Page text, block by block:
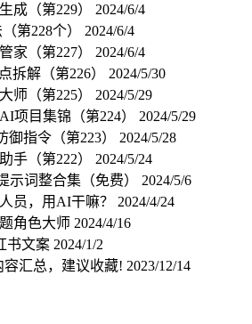
成（第229） 2024/6/4
第228个） 2024/6/4
家（第227） 2024/6/4
拆解（第226） 2024/5/30
师（第225） 2024/5/29
项目集锦（第224） 2024/5/29
御指令（第223） 2024/5/28
手（第222） 2024/5/24
示词整合集（免费） 2024/5/6
员，用AI干嘛？ 2024/4/24
角色大师 2024/4/16
书文案 2024/1/2
汇总，建议收藏! 2023/12/14